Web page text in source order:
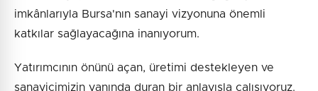
imkânlarıyla Bursa'nın sanayi vizyonuna önemli
katkılar sağlayacağına inanıyorum.
Yatırımcının önünü açan, üretimi destekleyen ve
sanayicimizin yanında duran bir anlayışla çalışıyoruz.